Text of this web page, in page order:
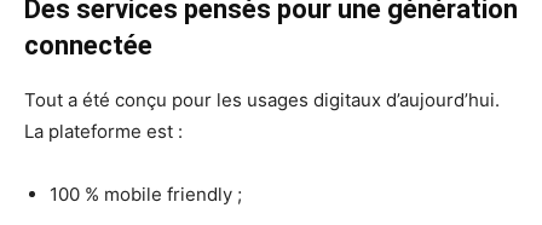
Des services pensés pour une génération
connectée
Tout a été conçu pour les usages digitaux d’aujourd’hui.
La plateforme est :
100 % mobile friendly ;